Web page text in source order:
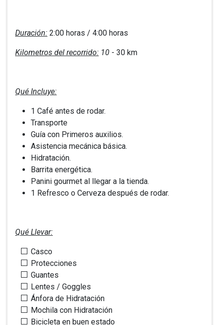
Duración: 2:00 horas / 4:00 horas
Kilometros del recorrido: 10 - 30 km
Qué Incluye:
1 Café antes de rodar.
Transporte
Guía con Primeros auxilios.
Asistencia mecánica básica.
Hidratación.
Barrita energética.
Panini gourmet al llegar a la tienda.
1 Refresco o Cerveza después de rodar.
Qué Llevar:
Casco
Protecciones
Guantes
Lentes / Goggles
Ánfora de Hidratación
Mochila con Hidratación
Bicicleta en buen estado